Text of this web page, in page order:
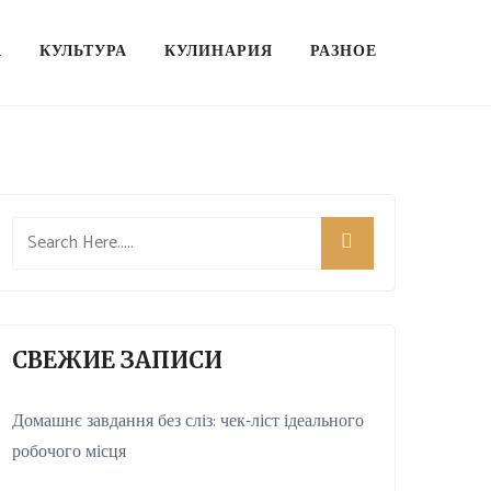
КУЛЬТУРА КУЛИНАРИЯ РАЗНОЕ
СВЕЖИЕ ЗАПИСИ
Домашнє завдання без сліз: чек-ліст ідеального
робочого місця